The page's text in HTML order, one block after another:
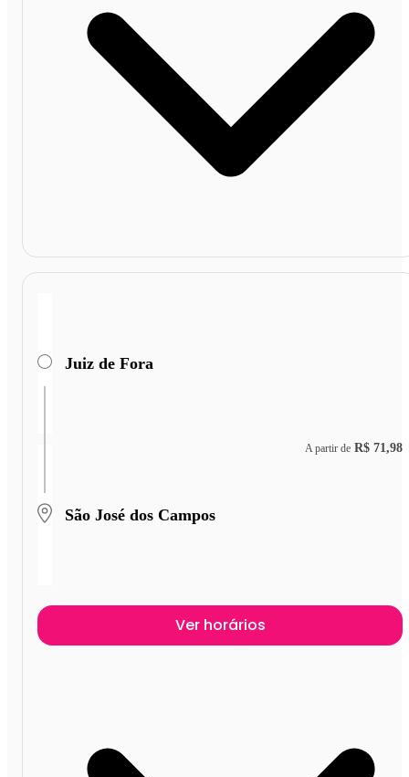
Juiz de Fora
São José dos Campos
A partir de R$ 71,98
Ver horários